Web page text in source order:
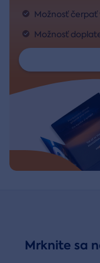
Možnosť čerpať
Možnosť
Mrknite sa